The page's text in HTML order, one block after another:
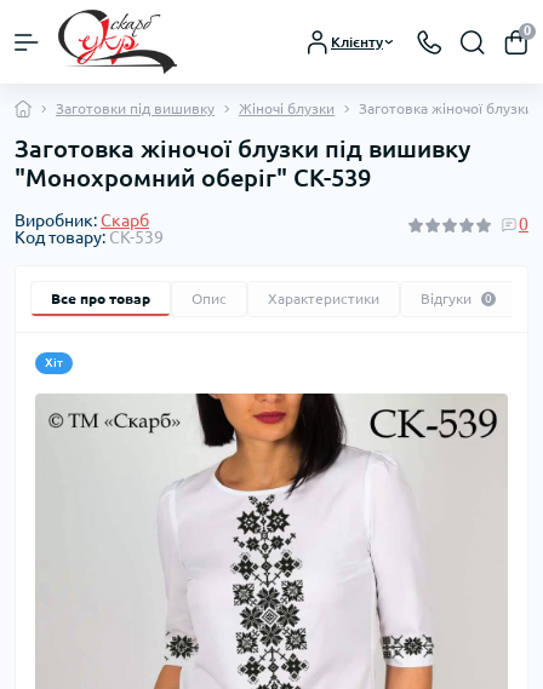
Клієнту
0
Заготовки під вишивку Жіночі блузки Заготовка жіночої
Заготовка жіночої блузки під вишивку
"Монохромний оберіг" СК-539
Виробник:Скарб
Код товару: СК-539
0
Все про товар Опис Характеристики Відгуки 0
Хіт